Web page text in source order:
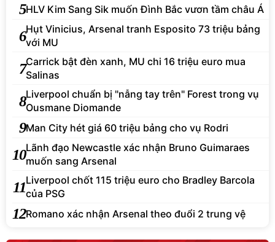
5HLV Kim Sang Sik muốn Đình Bắc vươn tầm châu Á
6Hụt Vinicius, Arsenal tranh Esposito 73 triệu bảng
với MU
7Carrick bật đèn xanh, MU chi 16 triệu euro mua
Salinas
8Liverpool chuẩn bị "nẫng tay trên" Forest trong vụ
Ousmane Diomande
9Man City hét giá 60 triệu bảng cho vụ Rodri
10Lãnh đạo Newcastle xác nhận Bruno Guimaraes
muốn sang Arsenal
11Liverpool chốt 115 triệu euro cho Bradley Barcola
của PSG
12Romano xác nhận Arsenal theo đuổi 2 trung vệ